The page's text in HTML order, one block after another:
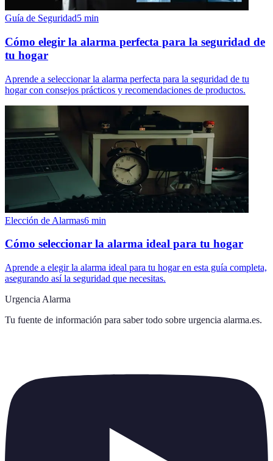
Guía de Seguridad5 min
Cómo elegir la alarma perfecta para la seguridad de
tu hogar
Aprende a seleccionar la alarma perfecta para la seguridad de tu
hogar con consejos prácticos y recomendaciones de productos.
Elección de Alarmas6 min
Cómo seleccionar la alarma ideal para tu hogar
Aprende a elegir la alarma ideal para tu hogar en esta guía completa,
asegurando así la seguridad que necesitas.
Urgencia Alarma
Tu fuente de información para saber todo sobre urgencia alarma.es.